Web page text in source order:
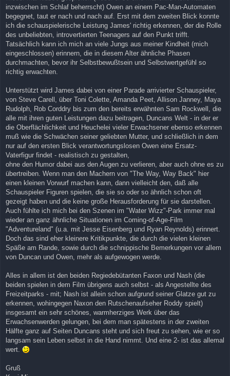
inzwischen im Schlaf beherrscht) Owen an einem Pac-Man-Automaten
begegnet, taut er nach und nach auf. Erst mit dem zweiten Blick konnte
ich die schauspielerische Leistung James' richtig erkennen, der die Rolle
des unbeliebten, introvertierten Teenagers auf den Punkt trifft.
Tatsächlich kann ich mich an viele Jungs aus meiner Kindheit (mich
eingeschlossen) erinnern, die in diesem Alter ähnliche Phasen
durchmachten, bevor ihr Selbstbewußtsein und Selbstwertgefühl so
richtig erwachten.
Unterstützt wird James dabei von einer Parade arrivierter Schauspieler,
von Steve Carell, über Toni Colette, Amanda Peet, Allison Janney, Maya
Rudolph, Rob Corddry bis zum den bereits erwähnten Sam Rockwell, die
alle mit ihren guten Leistungen dazu beitragen, Duncans Welt - in der er
die Oberflächlichkeit und Heuchelei vieler Erwachsener ebenso erkennen
muß wie die Schwächen seiner geliebten Mutter, und schließlich in dem
nur auf den ersten Blick verantwortungslosen Owen eine Ersatz-
Vaterfigur findet - realistisch zu gestalten,
ohne den Humor dabei aus den Augen zu verlieren, aber auch ohne es zu
übertreiben. Wenn man den Machern von "The Way, Way Back" hier
einen kleinen Vorwurf machen kann, dann vielleicht den, daß alle
Schauspieler Figuren spielen, die sie so oder so ähnlich schon oft
gezeigt haben und die keine große Herausforderung für sie darstellen.
Auch fühlte ich mich bei den Szenen im "Water Wizz"-Park immer mal
wieder an ganz ähnliche Situationen im Coming-of-Age-Film
"Adventureland" (u.a. mit Jesse Eisenberg und Ryan Reynolds) erinnert.
Doch das sind eher kleinere Kritikpunkte, die durch die vielen kleinen
Späße am Rande, sowie durch die schnippische Bemerkungen vor allem
von Duncan und Owen, mehr als aufgewogen werde.
Alles in allem ist den beiden Regiedebütanten Faxon und Nash (die
beiden spielen in dem Film übrigens auch selbst - als Angestellte des
Freizeitparks - mit; Nash ist allein schon aufgrund seiner Glatze gut zu
erkennen, wohingegen Naxon den Rutschenaufseher Roddy spielt)
insgesamt ein sehr schönes, warmherziges Werk über das
Erwachsenwerden gelungen, bei dem man spätestens in der zweiten
Hälfte ganz auf Seiten Duncans steht und sich freut zu sehen, wie er so
langsam sein Leben selbst in die Hand nimmt. Und eine 2- ist das allemal
wert.
Gruß